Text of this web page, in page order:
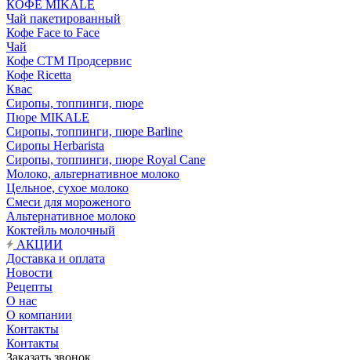
КОФЕ MIKALE
Чай пакетированный
Кофе Face to Face
Чай
Кофе СТМ Продсервис
Кофе Ricetta
Квас
Сиропы, топпинги, пюре
Пюре MIKALE
Сиропы, топпинги, пюре Barline
Сиропы Herbarista
Сиропы, топпинги, пюре Royal Cane
Молоко, альтернативное молоко
Цельное, сухое молоко
Смеси для мороженого
Альтернативное молоко
Коктейль молочный
АКЦИИ
Доставка и оплата
Новости
Рецепты
О нас
О компании
Контакты
Контакты
Заказать звонок